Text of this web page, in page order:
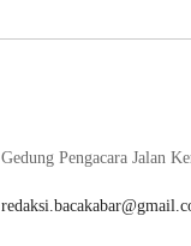
Gedung Pengacara Jalan